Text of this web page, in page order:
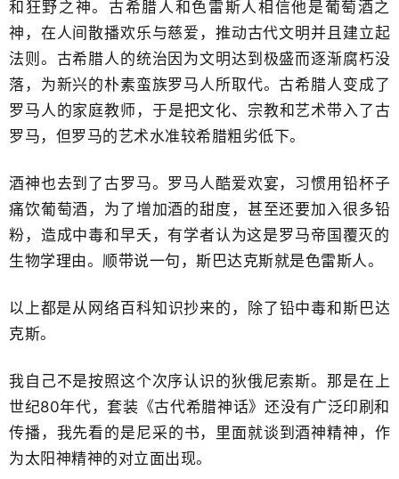
和狂野之神。古希腊人和色雷斯人相信他是葡萄酒之
神，在人间散播欢乐与慈爱，推动古代文明​并且建立起
法则。古希腊人的统治因为文明达到极盛而逐渐腐朽没
落，为新兴的朴素蛮族罗马人所取代。古希腊人变成了
罗马人的家庭教师，​于是把文化、宗教和艺术带入了古
罗马，但罗马的艺术水准较希腊​粗劣低下。
酒神也去到了古罗马。罗马人酷爱欢宴，习惯用铅杯子
痛饮葡萄酒，为了增加酒的甜度，甚至还要加入很多铅
粉，造成中毒和早夭，有学者认为这是罗马帝国覆灭的​
生物学理由。​顺带说一句，斯巴达克斯就是色雷斯人。
以上都是从网络​百科知识抄来的，​除了铅中毒和斯巴达
克斯。
我自己不是按照这个次序认识的狄俄尼索斯。那是在上
世纪80年代，套装《古代希腊神话》还没有广泛印刷和
传播，我先看的是尼采​的书，里面就谈到酒神精神，作
为​太阳神精神的对立面出现。